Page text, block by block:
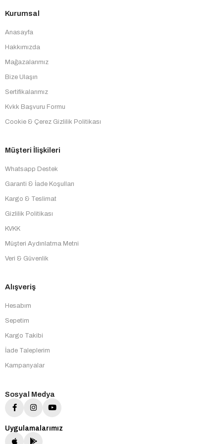
Kurumsal
Anasayfa
Hakkımızda
Mağazalarımız
Bize Ulaşın
Sertifikalarımız
Kvkk Başvuru Formu
Cookie & Çerez Gizlilik Politikası
Müşteri İlişkileri
Whatsapp Destek
Garanti & İade Koşulları
Kargo & Teslimat
Gizlilik Politikası
KVKK
Müşteri Aydınlatma Metni
Veri & Güvenlik
Alışveriş
Hesabım
Sepetim
Kargo Takibi
İade Taleplerim
Kampanyalar
Sosyal Medya
Uygulamalarımız